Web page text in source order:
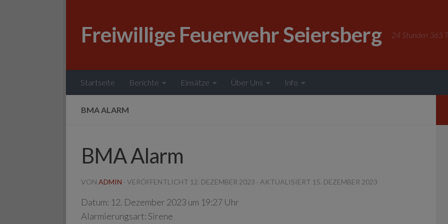
Freiwillige Feuerwehr Seiersberg 24 Stunden 365
Startseite Berichte Einsätze Über Uns Info
BMA ALARM
BMA Alarm
VON ADMIN · VERÖFFENTLICHT 12. DEZEMBER 2023 · AKTUALISIERT 15. DEZEMBER 2023
Datum: 12. Dezember 2023 um 19:27 Uhr
Alarmierungsart: Sirene